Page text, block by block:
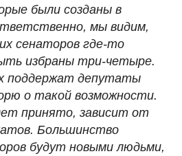
были созданы в
мы видим,
сенаторов где-то
избраны три-четыре.
поддержат депутаты
о такой возможности.
принято, зависит от
Большинство
будут новыми людьми,